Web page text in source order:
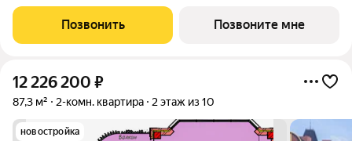
Позвонить Позвоните мне
12 226 200 ₽
87,3 м² 2-комн. квартира 2 этаж из 10
новостройка